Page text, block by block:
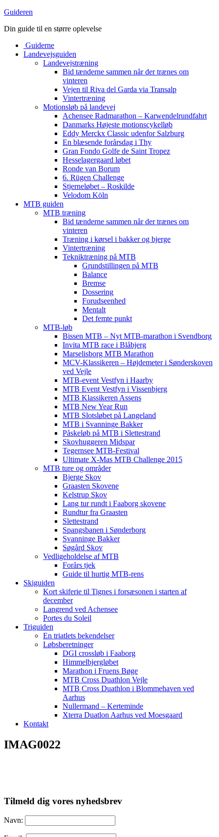
Guideren
Din guide til en større oplevelse
Guiderne
Landevejsguiden
Landevejstræning
Bid tænderne sammen når der trænes om
vinteren
Vejen til Riva del Garda via Transalp
Vintertræning
Motionsløb på landevej
Achensee Radmarathon – Karwendelrundfahrt
Danmarks Højeste motionscykelløb
Eddy Merckx Classic udenfor Salzburg
En blæsende forårsdag i Thy
Gran Fondo Golfe de Saint Tropez
Hesselagergaard løbet
Ronde van Borum
6. Rügen Challenge
Stjerneløbet – Roskilde
Velodom Köln
MTB guiden
MTB træning
Bid tænderne sammen når der trænes om
vinteren
Træning i kørsel i bakker og bjerge
Vintertræning
Tekniktræning på MTB
Grundstillingen på MTB
Balance
Bremse
Dossering
Forudseenhed
Mentalt
Det femte punkt
MTB-løb
Bissen MTB – Nyt MTB-marathon i Svendborg
Invita MTB race i Blåbjerg
Marselisborg MTB Marathon
MCV-Klassikeren – Højdemeter i Sønderskoven
ved Vejle
MTB-event Vestfyn i Haarby
MTB Event Vestfyn i Vissenbjerg
MTB Klassikeren Assens
MTB New Year Run
MTB Slotsløbet på Langeland
MTB i Svanninge Bakker
Påskeløb på MTB i Slettestrand
Skovhuggeren Midspar
Tegernsee MTB-Festival
Ultimate X-Mas MTB Challenge 2015
MTB ture og områder
Bjerge Skov
Graasten Skovene
Kelstrup Skov
Lang tur rundt i Faaborg skovene
Rundtur fra Graasten
Slettestrand
Spangsbanen i Sønderborg
Svanninge Bakker
Søgård Skov
Vedligeholdelse af MTB
Forårs tjek
Guide til hurtig MTB-rens
Skiguiden
Kort skiferie til Tignes i forsæsonen i starten af
december
Langrend ved Achensee
Portes du Soleil
Triguiden
En triatlets bekendelser
Løbsberetninger
DGI crossløb i Faaborg
Himmelbjergløbet
Marathon i Fruens Bøge
MTB Cross Duathlon Vejle
MTB Cross Duathlon i Blommehaven ved
Aarhus
Nullermand – Kerteminde
Xterra Duatlon Aarhus ved Moesgaard
Kontakt
IMAG0022
Tilmeld dig vores nyhedsbrev
Navn: